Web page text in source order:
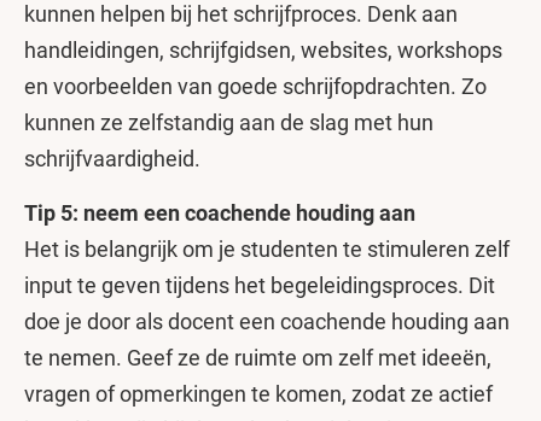
kunnen helpen bij het schrijfproces. Denk aan
handleidingen, schrijfgidsen, websites, workshops
en voorbeelden van goede schrijfopdrachten. Zo
kunnen ze zelfstandig aan de slag met hun
schrijfvaardigheid.
Tip 5: neem een coachende houding aan
Het is belangrijk om je studenten te stimuleren zelf
input te geven tijdens het begeleidingsproces. Dit
doe je door als docent een coachende houding aan
te nemen. Geef ze de ruimte om zelf met ideeën,
vragen of opmerkingen te komen, zodat ze actief